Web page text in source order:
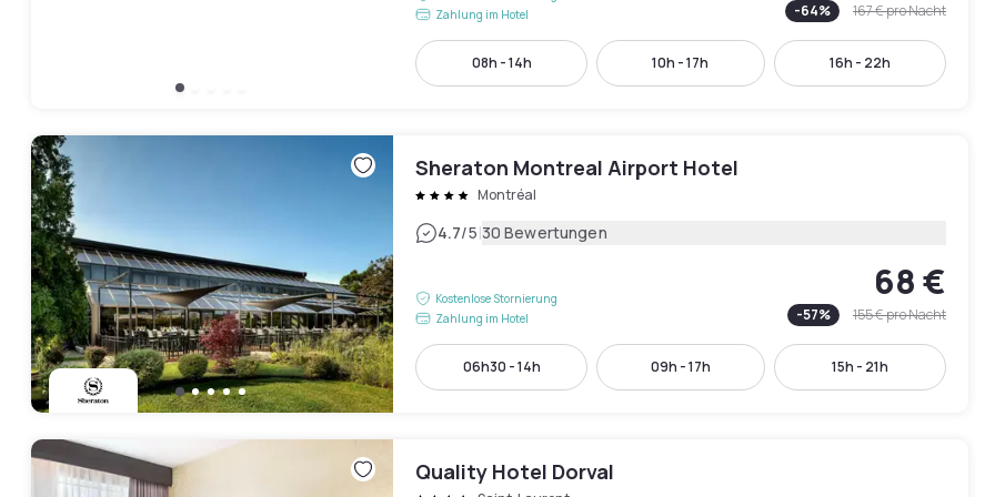
Zahlung im Hotel
-64% 167 €pro Nacht
08h - 14h 10h - 17h 16h - 22h
Sheraton Montreal Airport Hotel
Montréal
4.7/5|30 Bewertungen
Kostenlose Stornierung
Zahlung im Hotel
68 €
-57% 155 €pro Nacht
06h30 - 14h 09h - 17h 15h - 21h
Quality Hotel Dorval